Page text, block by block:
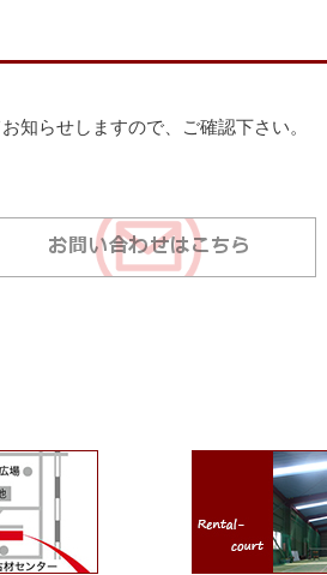
知らせしますので、ご確認下さい。